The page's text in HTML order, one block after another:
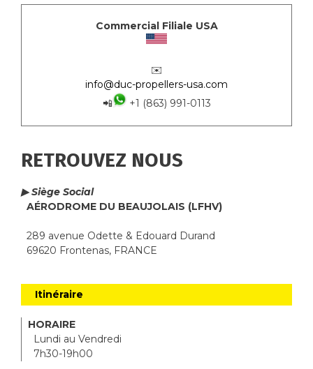
Commercial Filiale USA
✉️
info@duc-propellers-usa.com
📲
+1 (863) 991-0113
RETROUVEZ NOUS
▶ Siège Social
AÉRODROME DU BEAUJOLAIS (LFHV)
289 avenue Odette & Edouard Durand
69620 Frontenas, FRANCE
Itinéraire
HORAIRE
Lundi au Vendredi
7h30-19h00